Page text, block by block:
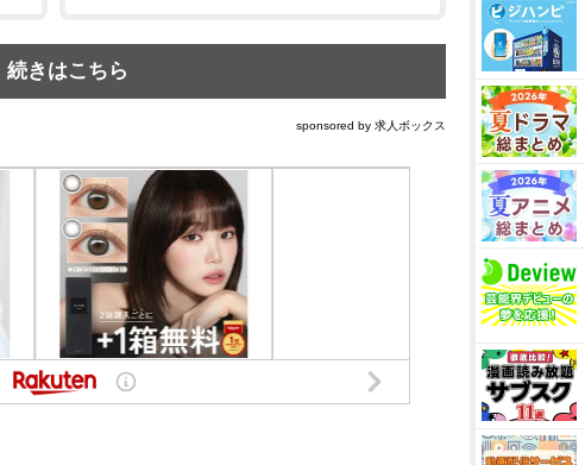
続きはこちら
sponsored by 求人ボックス